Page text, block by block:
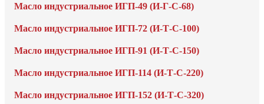
Масло индустриальное ИГП-49 (И-Г-С-68)
Масло индустриальное ИГП-72 (И-Т-С-100)
Масло индустриальное ИГП-91 (И-Т-С-150)
Масло индустриальное ИГП-114 (И-Т-С-220)
Масло индустриальное ИГП-152 (И-Т-С-320)